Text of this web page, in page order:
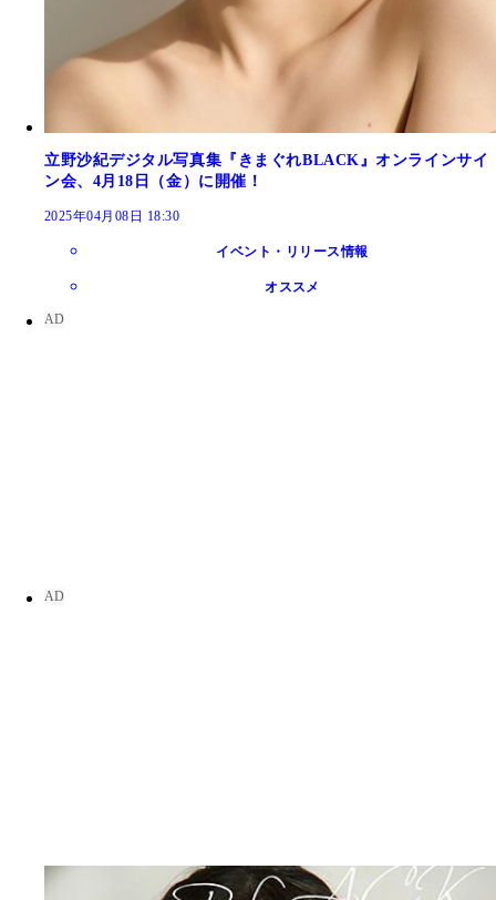
立野沙紀デジタル写真集『きまぐれBLACK』オンラインサイ
ン会、4月18日（金）に開催！
2025年04月08日 18:30
イベント・リリース情報
オススメ